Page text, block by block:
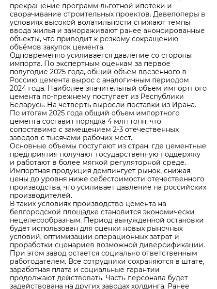
прекращение программ льготной ипотеки и
сворачивание строительных проектов. Девелоперы в
условиях высокой волатильности снижают темпы
ввода жилья и замораживают ранее анонсированные
объекты, что приводит к резкому сокращению
объёмов закупок цемента.
Одновременно усиливается давление со стороны
импорта. По экспертным оценкам за первое
полугодие 2025 года, общий объем ввезённого в
Россию цемента вырос с аналогичным периодом
2024 года. Наиболее значительный объем импортного
цемента по-прежнему поступает из Республики
Беларусь. На четверть выросли поставки из Ирана.
По итогам 2025 года общий объем импортного
цемента составит порядка 4 млн тонн, что
сопоставимо с замещением 2-3 отечественных
заводов с тысячами рабочих мест.
Основные объемы поступают из стран, где цементные
предприятия получают государственную поддержку
и работают в более мягкой регуляторной среде.
Импортная продукция демпингует рынок, снижая
цены до уровня ниже себестоимости отечественного
производства, что усиливает давление на российских
производителей.
В таких условиях производство цемента на
белгородской площадке становится экономически
нецелесообразным. Период вынужденной остановки
будет использован для оценки новых рыночных
условий, оптимизации операционных затрат и
проработки сценариев возможной диверсификации.
При этом завод остается социально ответственным
работодателем. Все сотрудники сохраняются в штате,
заработная плата и социальные гарантии
продолжают действовать. Часть персонала будет
задействована на других заводах холдинга. Ранее